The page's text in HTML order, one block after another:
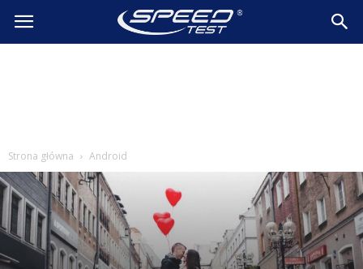
SpeedTest.pl
Strona główna Android